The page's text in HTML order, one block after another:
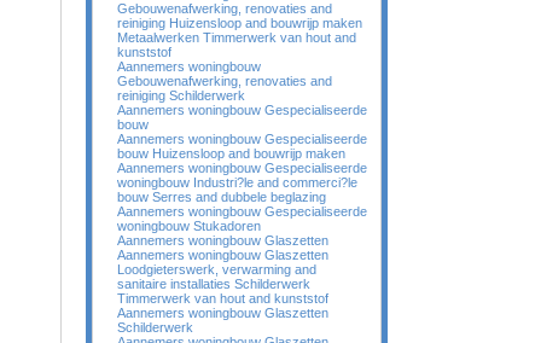
Gebouwenafwerking, renovaties and
reiniging Huizensloop and bouwrijp maken
Metaalwerken Timmerwerk van hout and
kunststof
Aannemers woningbouw
Gebouwenafwerking, renovaties and
reiniging Schilderwerk
Aannemers woningbouw Gespecialiseerde
bouw
Aannemers woningbouw Gespecialiseerde
bouw Huizensloop and bouwrijp maken
Aannemers woningbouw Gespecialiseerde
woningbouw Industri?le and commerci?le
bouw Serres and dubbele beglazing
Aannemers woningbouw Gespecialiseerde
woningbouw Stukadoren
Aannemers woningbouw Glaszetten
Aannemers woningbouw Glaszetten
Loodgieterswerk, verwarming and
sanitaire installaties Schilderwerk
Timmerwerk van hout and kunststof
Aannemers woningbouw Glaszetten
Schilderwerk